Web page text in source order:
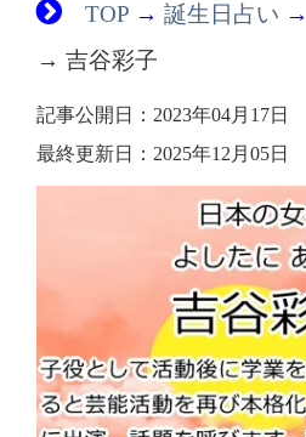
TOP → 誕生日占い →
→ 吉谷彩子
記事公開日：2023年04月17日
最終更新日：2025年12月05日